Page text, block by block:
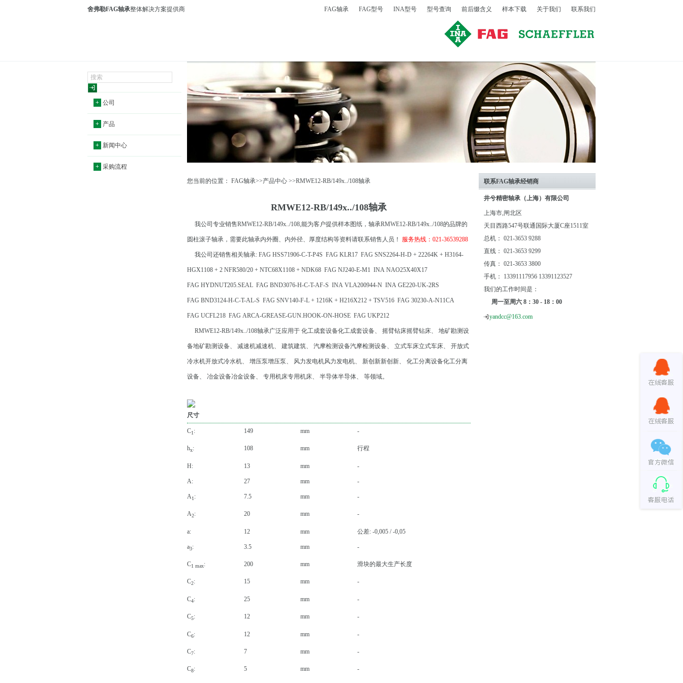
舍弗勒FAG轴承整体解决方案提供商 FAG轴承 FAG型号 INA型号 型号查询 前后缀含义 样本下载 关于我们 联系我们
+ 公司
+ 产品
+ 新闻中心
+ 采购流程
您当前的位置： FAG轴承>>产品中心 >>RMWE12-RB/149x../108轴承
RMWE12-RB/149x../108轴承
我公司专业销售RMWE12-RB/149x../108,能为客户提供样本图纸，轴承RMWE12-RB/149x../108的品牌的
圆柱滚子轴承，需要此轴承内外圈、内外径、厚度结构等资料请联系销售人员！ 服务热线：021-36539288
我公司还销售相关轴承: FAG HSS71906-C-T-P4S FAG KLR17 FAG SNS2264-H-D + 22264K + H3164-
HGX1108 + 2 NFR580/20 + NTC68X1108 + NDK68 FAG NJ240-E-M1 INA NAO25X40X17
FAG HYDNUT205.SEAL FAG BND3076-H-C-T-AF-S INA VLA200944-N INA GE220-UK-2RS
FAG BND3124-H-C-T-AL-S FAG SNV140-F-L + 1216K + H216X212 + TSV516 FAG 30230-A-N11CA
FAG UCFL218 FAG ARCA-GREASE-GUN.HOOK-ON-HOSE FAG UKP212
RMWE12-RB/149x../108轴承广泛应用于 化工成套设备化工成套设备、 摇臂钻床摇臂钻床、 地矿勘测设
备地矿勘测设备、 减速机减速机、 建筑建筑、 汽摩检测设备汽摩检测设备、 立式车床立式车床、 开放式
冷水机开放式冷水机、 增压泵增压泵、 风力发电机风力发电机、 新创新新创新、 化工分离设备化工分离
设备、 冶金设备冶金设备、 专用机床专用机床、 半导体半导体、 等领域。
尺寸
C1: 149 mm -
hx: 108 mm 行程
H: 13 mm -
A: 27 mm -
A1 : 7.5 mm -
A2: 20 mm -
a: 12 mm 公差: -0,005 / -0,05
a3: 3.5 mm -
C1 max: 200 mm 滑块的最大生产长度
C2: 15 mm -
C4: 25 mm -
C5: 12 mm -
C6: 12 mm -
C7: 7 mm -
C8: 5 mm -
联系FAG轴承经销商
井兮精密轴承（上海）有限公司
上海市,闸北区
天目西路547号联通国际大厦C座1511室
总机： 021-3653 9288
直线： 021-3653 9299
传真： 021-3653 3800
手机： 13391117956 13391123527
我们的工作时间是：
周一至周六 8：30 - 18：00
yandcc@163.com